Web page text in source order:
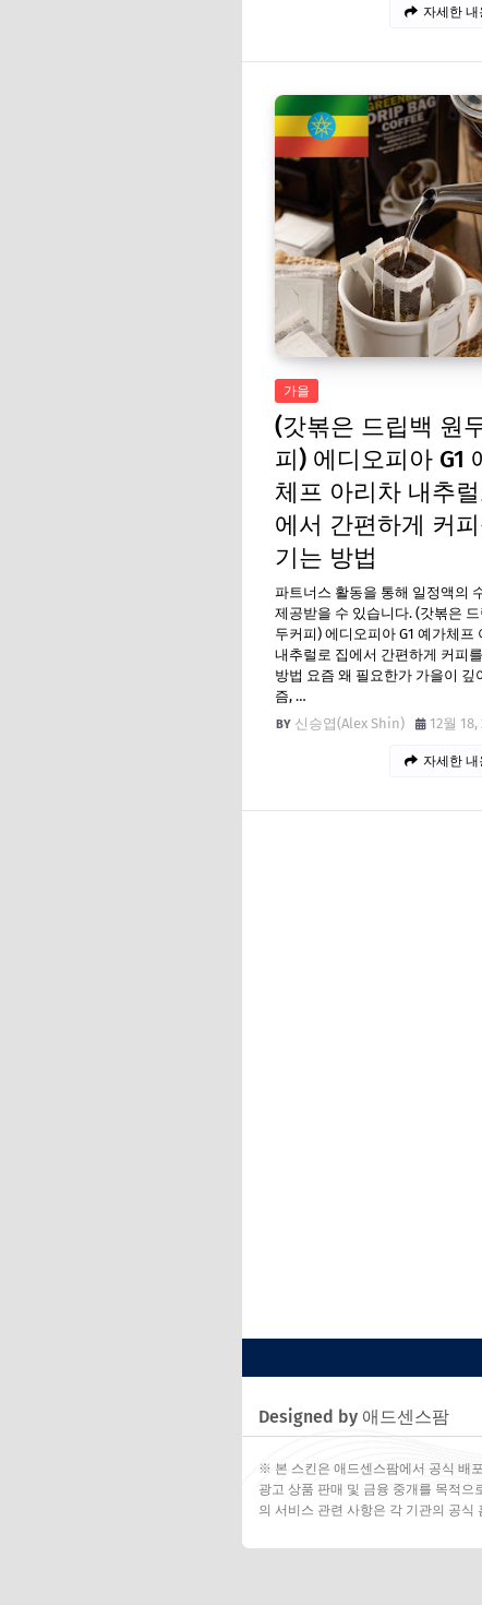
자세한 내
가을
(갓볶은 드립백 원
피) 에디오피아 G1
체프 아리차 내추
에서 간편하게 커
기는 방법
파트너스 활동을 통해 일정액의
제공받을 수 있습니다. (갓볶은 드
두커피) 에디오피아 G1 예가체프
내추럴로 집에서 간편하게 커피
방법 요즘 왜 필요한가 가을이 깊
즘, …
신승엽(Alex Shin)
12월 18,
자세한 내
Designed by 애드센스팜
※ 본 스킨은 애드센스팜에서 공식 배
광고 상품 판매 및 금융 중개를 목적으
의 서비스 관련 사항은 각 기관의 공